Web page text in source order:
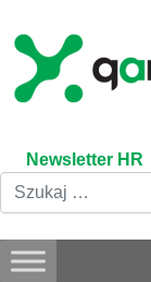
content
Newsletter HR